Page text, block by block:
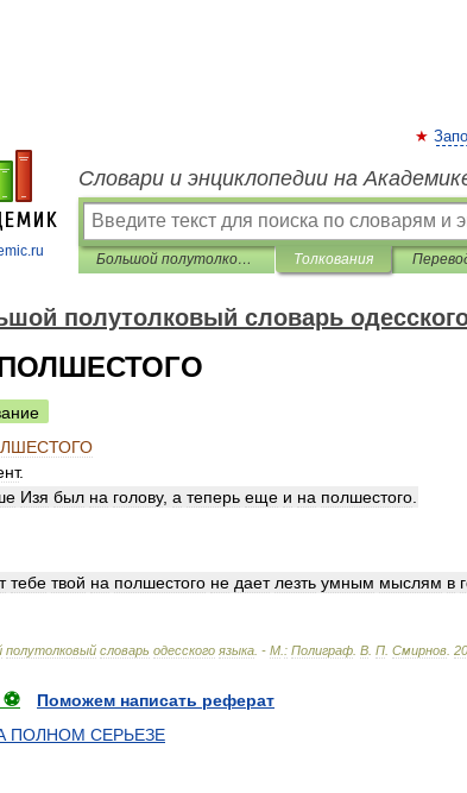
Словари и энциклопедии на
Большой полутолковый словарь одесского языка Толкования
полутолковый словарь
.
Изя был на голову, а теперь еще и на полшестого
тебе твой на полшестого не дает лезть умным мыслям в
полутолковый словарь одесского языка . - М : Полиграф В П Смирнов
Поможем написать реферат
ПОЛНОМ СЕРЬЕЗЕ